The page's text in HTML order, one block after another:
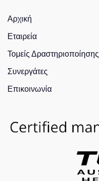
Αρχική
Εταιρεία
Τομείς Δραστηριοποίησης
Συνεργάτες
Επικοινωνία